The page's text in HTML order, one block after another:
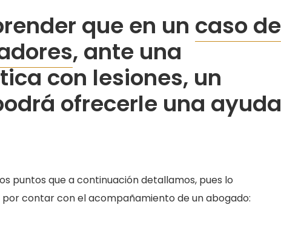
que en un caso de
, ante una
con lesiones, un
ofrecerle una ayuda
puntos que a continuación detallamos, pues lo
contar con el acompañamiento de un abogado: